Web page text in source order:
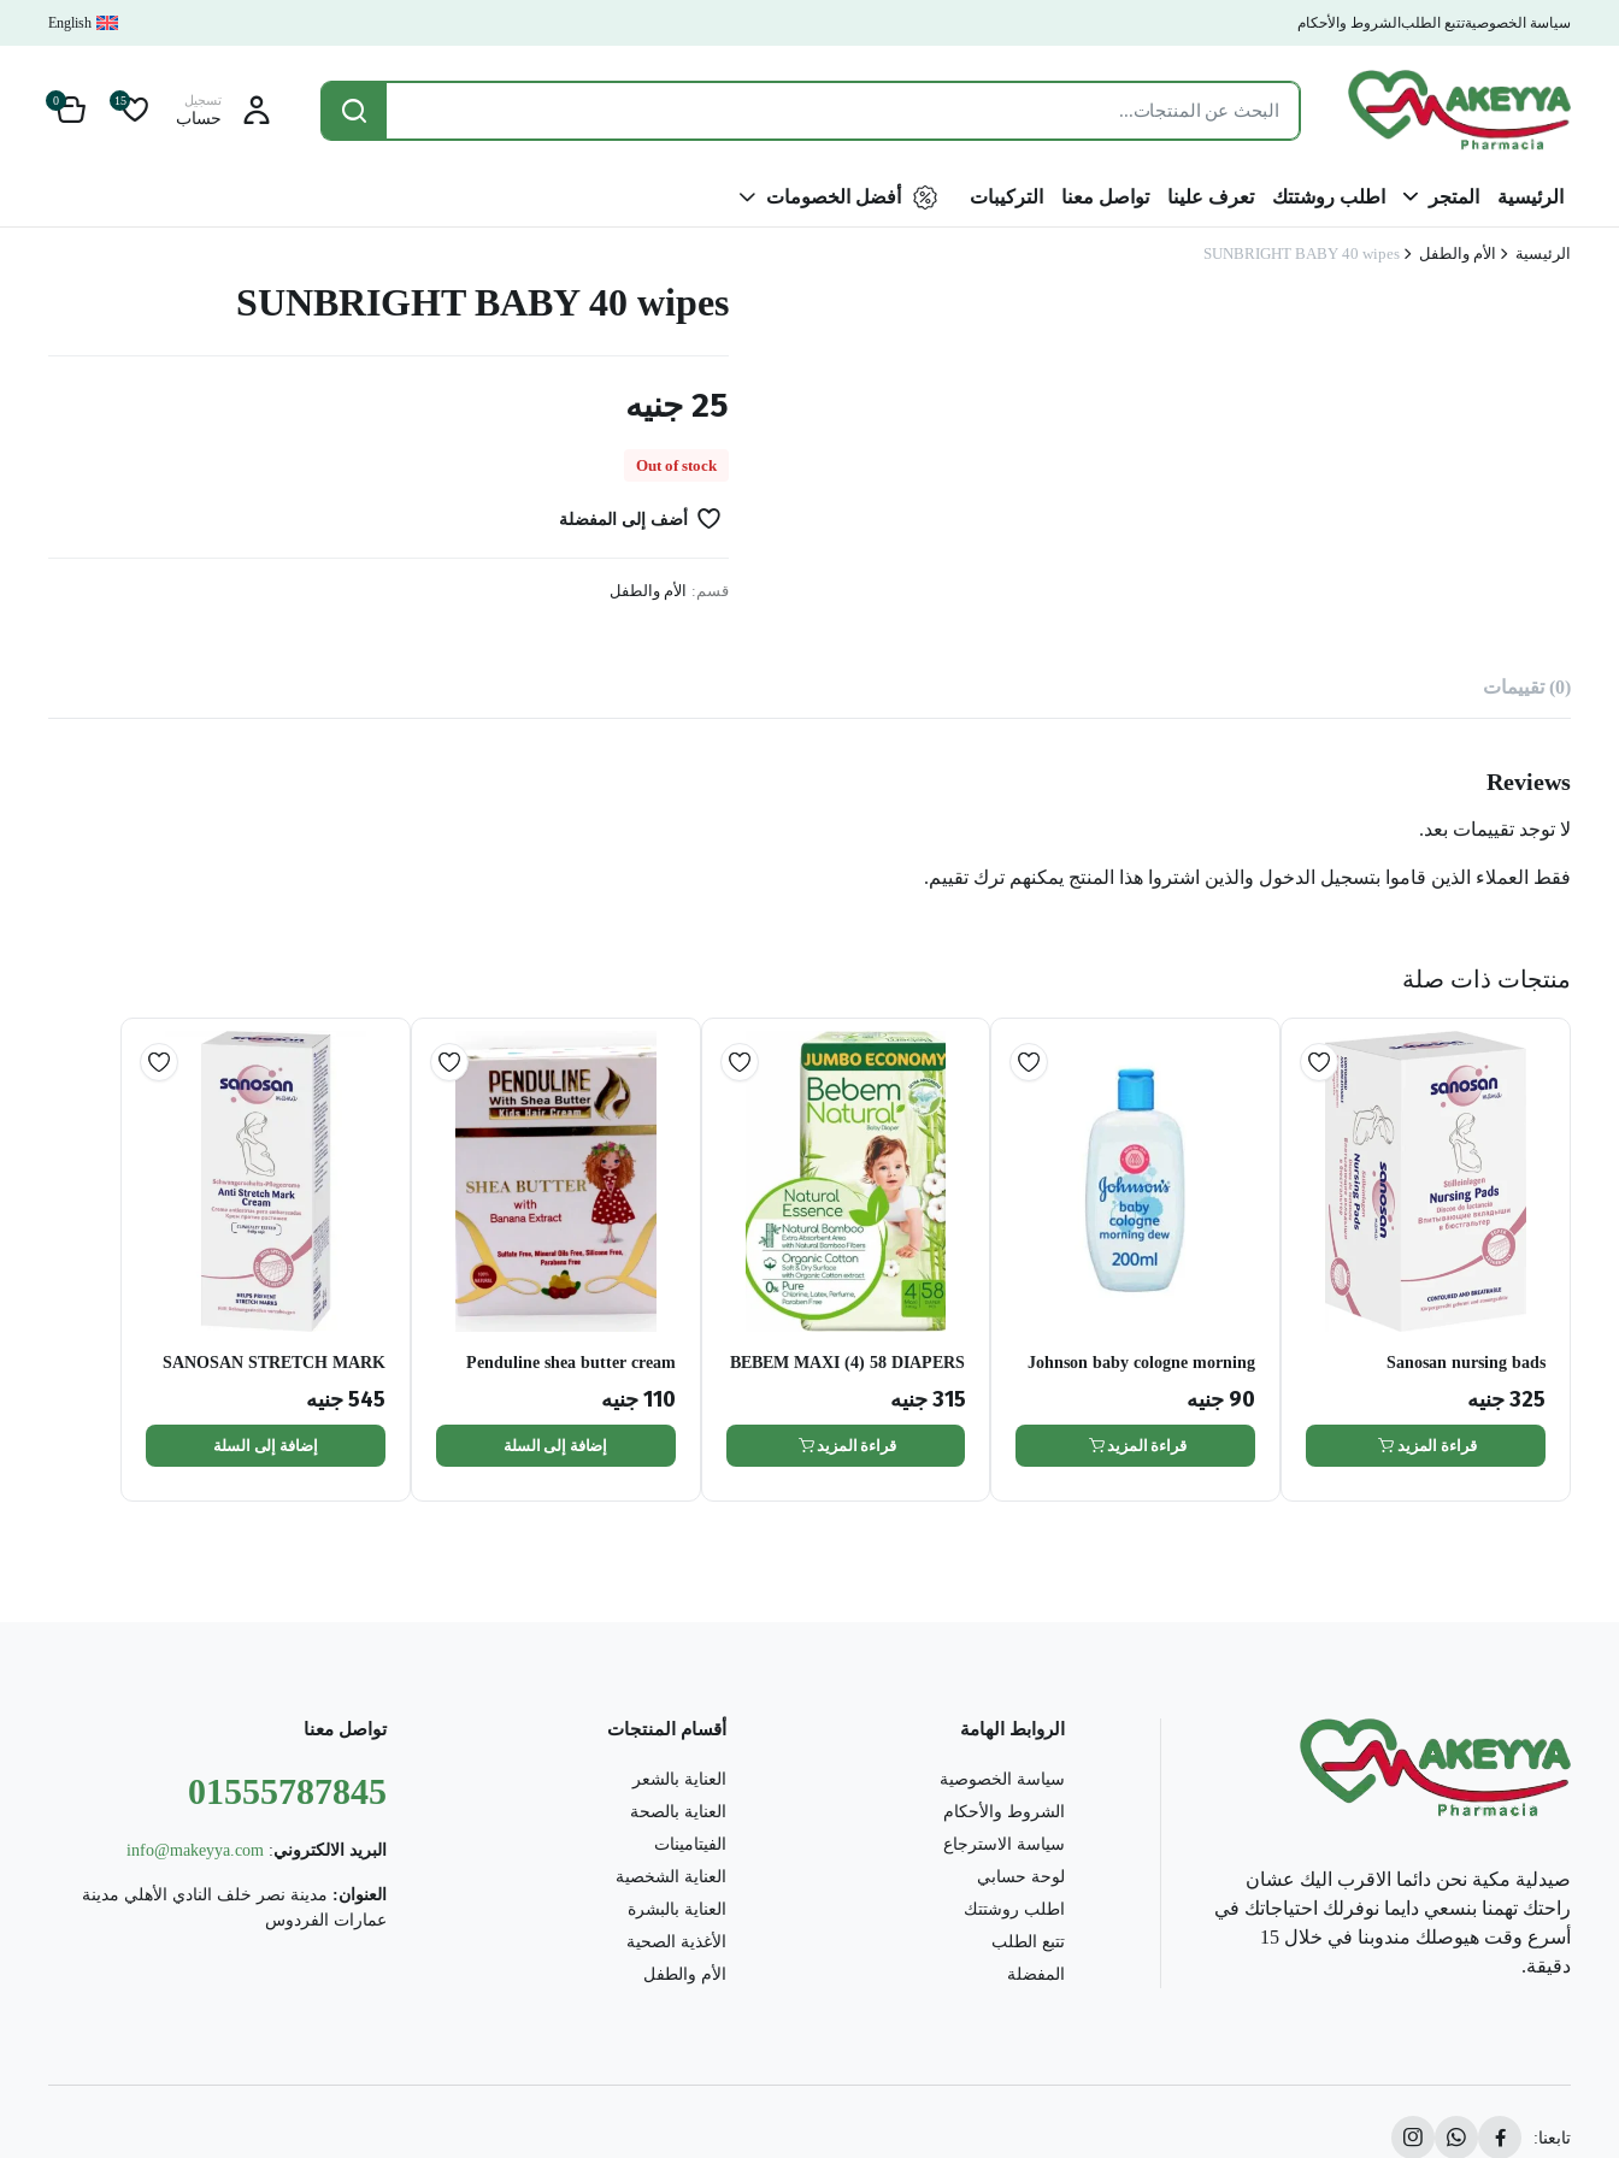
سياسة الخصوصيةتتبع الطلب الشروط والأحكام English
تسجيل
حساب
15
0
الرئيسية المتجر اطلب روشتتك تعرف علينا تواصل معنا التركيبات أفضل الخصومات
الرئيسية الأم والطفل SUNBRIGHT BABY 40 wipes
SUNBRIGHT BABY 40 wipes
25 جنيه
Out of stock
أضف إلى المفضلة
قسم: الأم والطفل
(0) تقييمات
Reviews
لا توجد تقييمات بعد.
فقط العملاء الذين قاموا بتسجيل الدخول والذين اشتروا هذا المنتج يمكنهم ترك تقييم.
منتجات ذات صلة
Sanosan nursing bads
325جنيه
قراءة المزيد
Johnson baby cologne morning
90 جنيه
قراءة المزيد
BEBEM MAXI (4) 58 DIAPERS
315 جنيه
قراءة المزيد
Penduline shea butter cream
110جنيه
إضافة إلى السلة
SANOSAN STRETCH MARK
545جنيه
إضافة إلى السلة
صيدلية مكية نحن دائما الاقرب اليك عشان
راحتك تهمنا بنسعي دايما نوفرلك احتياجاتك في
أسرع وقت هيوصلك مندوبنا في خلال 15
دقيقة.
الروابط الهامة
سياسة الخصوصية
الشروط والأحكام
سياسة الاسترجاع
لوحة حسابي
اطلب روشتتك
تتبع الطلب
المفضلة
أقسام المنتجات
العناية بالشعر
العناية بالصحة
الفيتامينات
العناية الشخصية
العناية بالبشرة
الأغذية الصحية
الأم والطفل
تواصل معنا
01555787845
البريد الالكتروني:
info@makeyya.com
العنوان: مدينة نصر خلف النادي الأهلي مدينة
عمارات الفردوس
تابعنا: